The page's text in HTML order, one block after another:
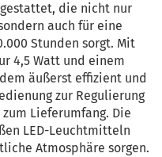
die nicht nur
auch für eine
Stunden sorgt. Mit
4,5 Watt und einem
äußerst effizient und
zur Regulierung
Lieferumfang. Die
LED-Leuchtmitteln
Atmosphäre sorgen.